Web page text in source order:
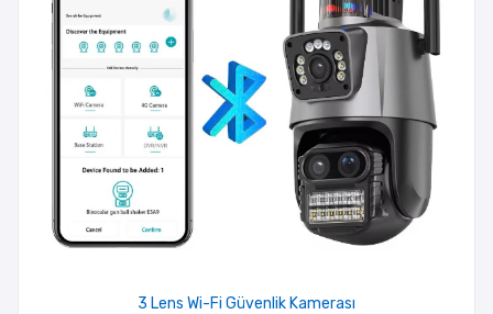
3 Lens Wi-Fi Güvenlik Kamerası